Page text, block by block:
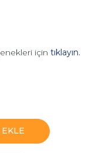
için tıklayın.